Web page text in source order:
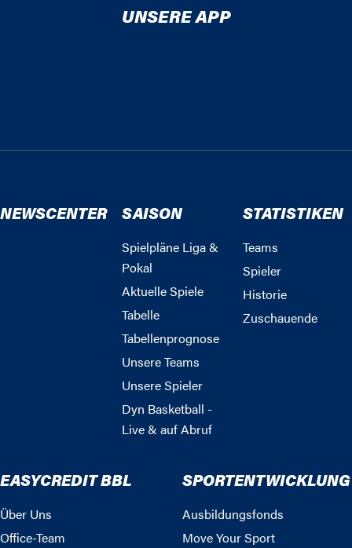
UNSERE APP
NEWSCENTER SAISON
Spielpläne Liga &
Pokal
Aktuelle Spiele
Tabelle
Tabellenprognose
Unsere Teams
Unsere Spieler
Dyn Basketball -
Live & auf Abruf
STATISTIKEN
Teams
Spieler
Historie
Zuschauende
EASYCREDIT BBL
Über Uns
Office-Team
SPORTENTWICKLUNG
Ausbildungsfonds
Move Your Sport